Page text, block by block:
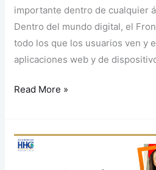
importante dentro de cualquier
Dentro del mundo digital, el
todo los que los usuarios ven y
aplicaciones web y de
Read More »
Fotografía